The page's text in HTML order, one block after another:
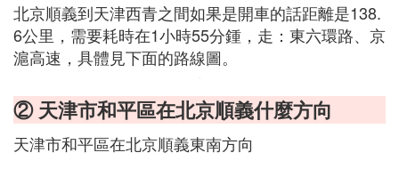
北京順義到天津西青之間如果是開車的話距離是138.
6公里，需要耗時在1小時55分鍾，走：東六環路、京
滬高速，具體見下面的路線圖。
② 天津市和平區在北京順義什麼方向
天津市和平區在北京順義東南方向